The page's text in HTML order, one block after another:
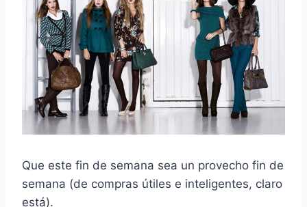
Que este fin de semana sea un provecho fin de
semana (de compras útiles e inteligentes, claro
está).